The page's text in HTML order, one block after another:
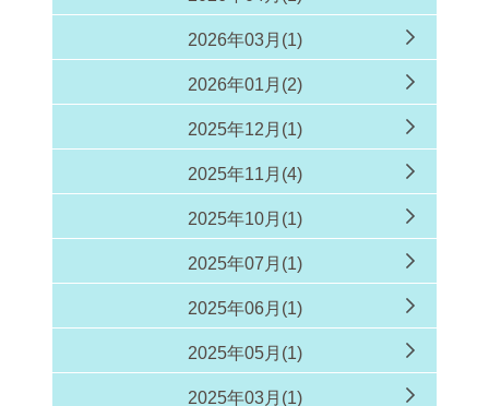
2026年03月(1)
2026年01月(2)
2025年12月(1)
2025年11月(4)
2025年10月(1)
2025年07月(1)
2025年06月(1)
2025年05月(1)
2025年03月(1)